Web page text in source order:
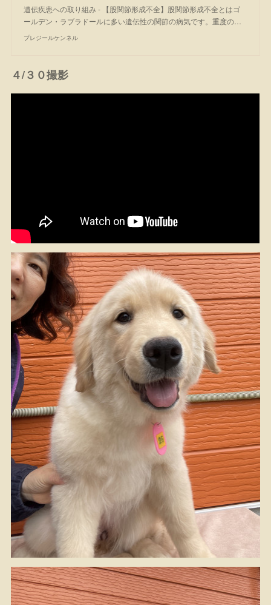
遺伝疾患への取り組み - 【股関節形成不全】股関節形成不全とはゴ
ールデン・ラブラドールに多い遺伝性の関節の病気です。重度の…
プレジールケンネル
４/３０撮影